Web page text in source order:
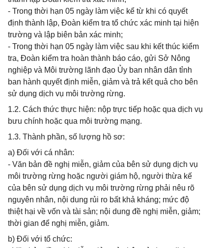
- Trong thời hạn 05 ngày làm việc kể từ khi có quyết
định thành lập, Đoàn kiểm tra tổ chức xác minh tại hiện
trường và lập biên bản xác minh;
- Trong thời hạn 05 ngày làm việc sau khi kết thúc kiểm
tra, Đoàn kiểm tra hoàn thành báo cáo, gửi Sở Nông
nghiệp và Môi trường lãnh đạo Ủy ban nhân dân tỉnh
ban hành quyết định miễn, giảm và trả kết quả cho bên
sử dụng dịch vụ môi trường rừng.
1.2. Cách thức thực hiện: nộp trực tiếp hoặc qua dịch vụ
bưu chính hoặc qua môi trường mạng.
1.3. Thành phần, số lượng hồ sơ:
a) Đối với cá nhân:
- Văn bản đề nghị miễn, giảm của bên sử dụng dịch vụ
môi trường rừng hoặc người giám hộ, người thừa kế
của bên sử dụng dịch vụ môi trường rừng phải nêu rõ
nguyên nhân, nội dung rủi ro bất khả kháng; mức độ
thiệt hại về vốn và tài sản; nội dung đề nghị miễn, giảm;
thời gian để nghị miễn, giảm.
b) Đối với tổ chức: